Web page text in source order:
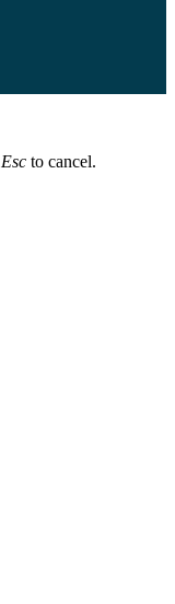
Esc to cancel.